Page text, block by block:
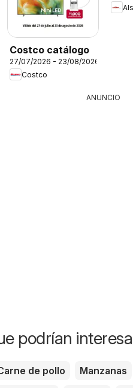
Costco catálogo
27/07/2026 - 23/08/2026
Costco
ANUNCIO
podrían
de pollo Manzanas